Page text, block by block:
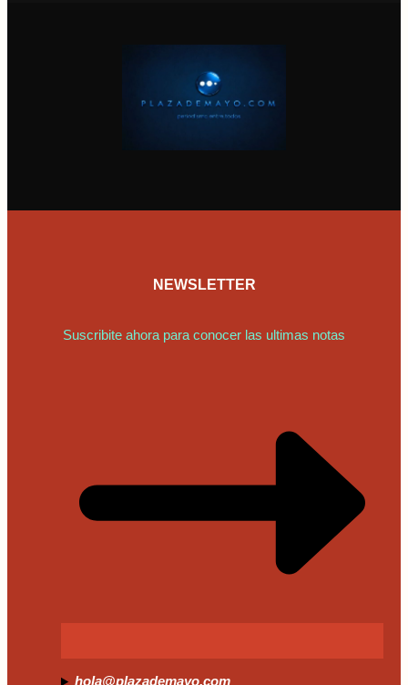
NEWSLETTER
Suscribite ahora para conocer las ultimas notas
hola@plazademayo.com